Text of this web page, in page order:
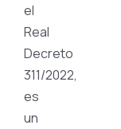
el
Real
Decreto
311/2022,
es
un